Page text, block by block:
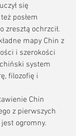
się
posłem
zresztą ochrzcił.
mapy Chin z
i szerokości
system
filozofię i
Chin
z pierwszych
ogromny.